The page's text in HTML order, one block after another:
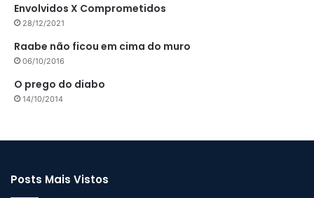
Envolvidos X Comprometidos
28/12/2021
Raabe não ficou em cima do muro
06/10/2016
O prego do diabo
14/10/2014
Posts Mais Vistos